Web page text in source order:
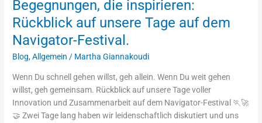
Begegnungen, die inspirieren:
Rückblick auf unsere Tage auf dem
Navigator-Festival.
Blog,Allgemein / Martha Giannakoudi
Wenn Du schnell gehen willst, geh allein. Wenn Du weit gehen
willst, geh gemeinsam. Rückblick auf unsere Tage voller
Innovation und Zusammenarbeit auf dem Navigator-Festival 🏃🚀
🤝 Zwei Tage lang haben wir leidenschaftlich diskutiert und uns
inspirieren:
Rückblick
auf
unsere
Tage
dem
Navigator-
Festival.